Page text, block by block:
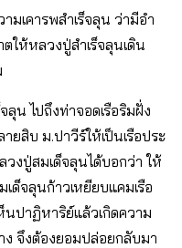
มเคารพสําเร็จลุน ว่ามีอํา
ห้หลวงปู่สําเร็จลุนเดิน
ลุน ไปถึงท่าจอดเรือริมฝั่ง
ยสิบ ม.ปาวีร์ให้เป็นเรือประ
งปู่สมเด็จลุนได้บอกว่า ให้
ด็จลุนก้าวเหยียบแคมเรือ
นปาฏิหาริย์แล้วเกิดความ
ง จึงต้องยอมปล่อยกลับมา